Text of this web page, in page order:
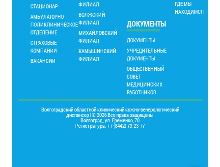
СТАЦИОНАР
АМБУЛАТОРНО-
ПОЛИКЛИНИЧЕСКОЕ
ОТДЕЛЕНИЕ
СТРАХОВЫЕ
КОМПАНИИ
ВАКАНСИИ
ФИЛИАЛ
ВОЛЖСКИЙ
ФИЛИАЛ
МИХАЙЛОВСКИЙ
ФИЛИАЛ
КАМЫШИНСКИЙ
ФИЛИАЛ
ГДЕ МЫ
НАХОДИМСЯ
ДОКУМЕНТЫ
ДОКУМЕНТЫ
УЧРЕДИТЕЛЬНЫЕ
ДОКУМЕНТЫ
ОБЩЕСТВЕННЫЙ
СОВЕТ
МЕДИЦИНСКИХ
РАБОТНИКОВ
Волгоградский областной клинический кожно-венерологический
диспансер | © 2026 Все права защищены
Волгоград, ул. Еременко, 70
Регистратура: +7 (8442) 73-23-77